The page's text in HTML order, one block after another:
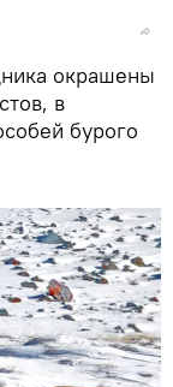
окрашены
в
бурого